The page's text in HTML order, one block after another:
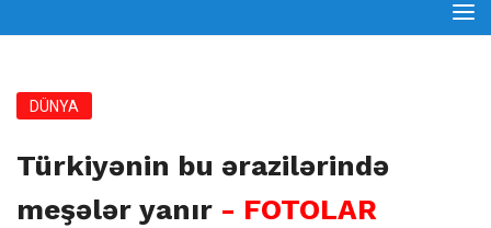
DÜNYA
Türkiyənin bu ərazilərində
meşələr yanır - FOTOLAR